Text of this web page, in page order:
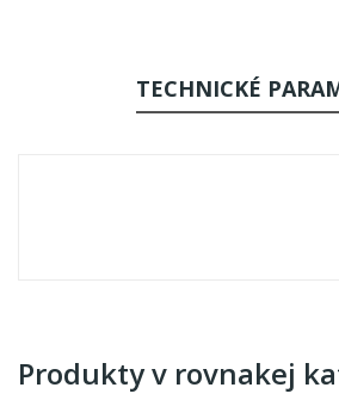
TECHNICKÉ
Produkty v rovnakej